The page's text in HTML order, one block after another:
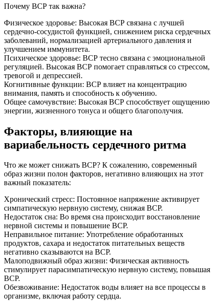
Почему ВСР так важна?
Физическое здоровье: Высокая ВСР связана с лучшей
сердечно-сосудистой функцией, снижением риска сердечных
заболеваний, нормализацией артериального давления и
улучшением иммунитета.
Психическое здоровье: ВСР тесно связана с эмоциональной
регуляцией. Высокая ВСР помогает справляться со стрессом,
тревогой и депрессией.
Когнитивные функции: ВСР влияет на концентрацию
внимания, память и способность к обучению.
Общее самочувствие: Высокая ВСР способствует ощущению
энергии, жизненного тонуса и общего благополучия.
Факторы, влияющие на
вариабельность сердечного ритма
Что же может снижать ВСР? К сожалению, современный
образ жизни полон факторов, негативно влияющих на этот
важный показатель:
Хронический стресс: Постоянное напряжение активирует
симпатическую нервную систему, снижая ВСР.
Недостаток сна: Во время сна происходит восстановление
нервной системы и повышение ВСР.
Неправильное питание: Употребление обработанных
продуктов, сахара и недостаток питательных веществ
негативно сказываются на ВСР.
Малоподвижный образ жизни: Физическая активность
стимулирует парасимпатическую нервную систему, повышая
ВСР.
Обезвоживание: Недостаток воды влияет на все процессы в
организме, включая работу сердца.